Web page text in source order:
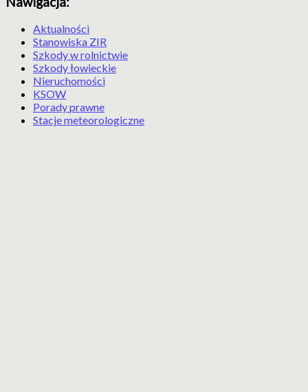
Aktualności
Stanowiska ZIR
Szkody w rolnictwie
Szkody łowieckie
Nieruchomości
KSOW
Porady prawne
Stacje meteorologiczne